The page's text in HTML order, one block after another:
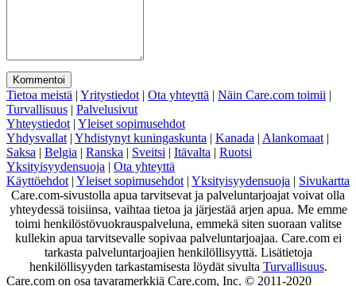
Tietoa meistä | Yritystiedot | Ota yhteyttä | Näin Care.com toimii |
Turvallisuus | Palvelusivut
Yhteystiedot | Yleiset sopimusehdot
Yhdysvallat | Yhdistynyt kuningaskunta | Kanada | Alankomaat |
Saksa | Belgia | Ranska | Sveitsi | Itävalta | Ruotsi
Yksityisyydensuoja | Ota yhteyttä
Käyttöehdot | Yleiset sopimusehdot | Yksityisyydensuoja | Sivukartta
Care.com-sivustolla apua tarvitsevat ja palveluntarjoajat voivat olla
yhteydessä toisiinsa, vaihtaa tietoa ja järjestää arjen apua. Me emme
toimi henkilöstövuokrauspalveluna, emmekä siten suoraan valitse
kullekin apua tarvitsevalle sopivaa palveluntarjoajaa. Care.com ei
tarkasta palveluntarjoajien henkilöllisyyttä. Lisätietoja
henkilöllisyyden tarkastamisesta löydät sivulta Turvallisuus.
Care.com on osa tavaramerkkiä Care.com, Inc. © 2011-2020